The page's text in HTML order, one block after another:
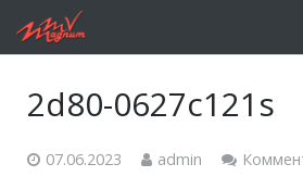
2d80-0627c121s
07.06.2023 admin